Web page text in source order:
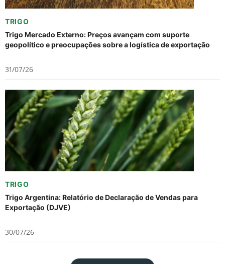
TRIGO
Trigo Mercado Externo: Preços avançam com suporte
geopolítico e preocupações sobre a logística de exportação
31/07/26
TRIGO
Trigo Argentina: Relatório de Declaração de Vendas para
Exportação (DJVE)
30/07/26